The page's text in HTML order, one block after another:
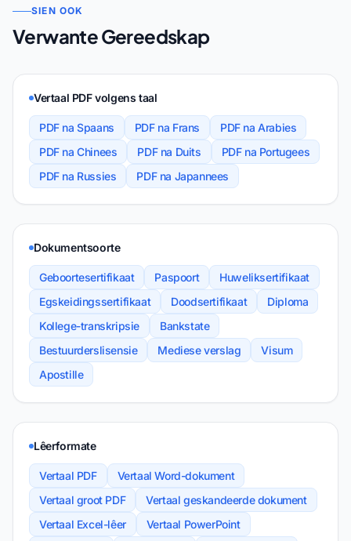
SIEN OOK
Verwante Gereedskap
Vertaal PDF volgens taal
PDF na Spaans PDF na Frans
PDF na Arabies
PDF na Chinees
PDF na Duits
PDF na Portugees
PDF na Russies
PDF na Japannees
Dokumentsoorte
Geboortesertifikaat Paspoort
Huweliksertifikaat
Egskeidingssertifikaat
Doodsertifikaat
Diploma
Kollege-transkripsie
Bankstate
Bestuurderslisensie
Mediese verslag
Visum
Apostille
Lêerformate
Vertaal PDF
Vertaal Word-dokument
Vertaal groot PDF
Vertaal geskandeerde dokument
Vertaal Excel-lêer
Vertaal PowerPoint